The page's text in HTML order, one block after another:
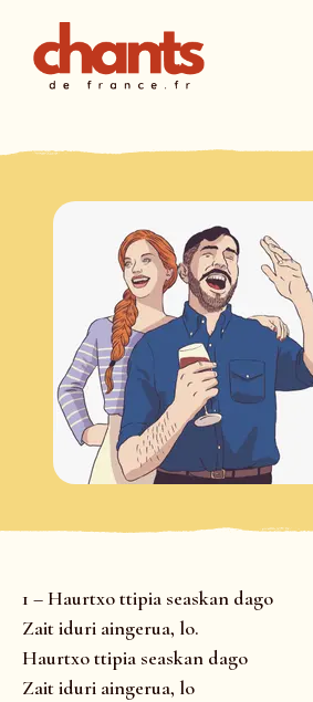
1 – Haurtxo ttipia seaskan dago
Zait iduri aingerua, lo.
Haurtxo ttipia seaskan dago
Zait iduri aingerua, lo